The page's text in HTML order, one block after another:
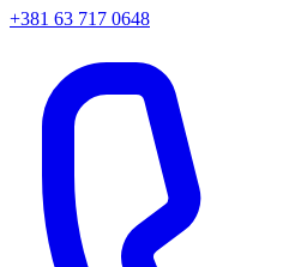
+381 63 717 0648